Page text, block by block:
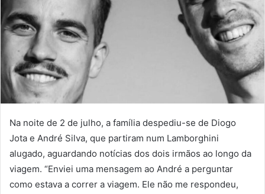
Na noite de 2 de julho, a família despediu-se de Diogo
Jota e André Silva, que partiram num Lamborghini
alugado, aguardando notícias dos dois irmãos ao longo da
viagem. “Enviei uma mensagem ao André a perguntar
como estava a correr a viagem. Ele não me respondeu,